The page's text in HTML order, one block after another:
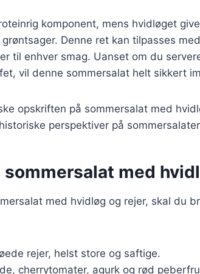
komponent, mens hvidløget
Denne ret kan tilpasses
til enhver smag. Uanset om du
vil denne sommersalat helt sikkert
opskriften på sommersalat med
perspektiver på
med
med hvidløg og rejer, skal du
rejer, helst store og saftige.
cherrytomater, agurk og rød